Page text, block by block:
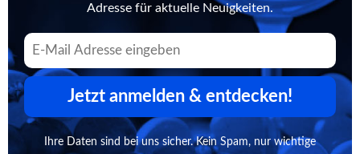
Adresse für aktuelle Neuigkeiten.
Jetzt anmelden & entdecken!
Ihre Daten sind bei uns sicher. Kein Spam, nur wichtige